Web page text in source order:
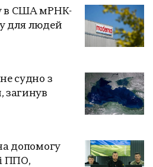
в США мРНК-
для людей
судно з
загинув
допомогу
ППО,